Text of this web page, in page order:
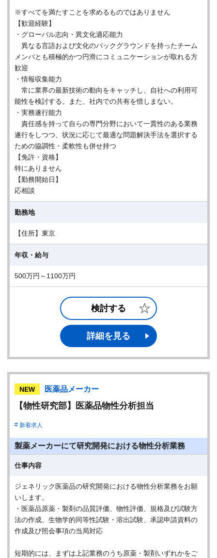
※すべてを満たすことを求めるものではありません
【歓迎経験】
・グローバル志向・異文化適応能力
異なる言語および文化のバックグラウンドを持ったチーム
メンバとも積極的かつ円滑にコミュニケーションが取れる方
歓迎
・情報収集能力
常に業界の最新技術の動向をキャッチし、自社への利用可
能性を検討する。また、社内での共有を惜しまない。
・実務遂行能力
責任感を持って自らの専門分野において一貫性のある業務
遂行をしつつ、状況に応じて最適な問題解決手法を選択する
ための協調性・柔軟性も併せ持つ
【免許・資格】
特にありません
【勤務開始日】
応相談
勤務地
【住所】東京
年収・給与
500万円～1100万円
検討する
詳細を見る
NEW 医薬品メーカー
【物性研究部】医薬品物性分析担当
新着求人
製薬メーカーにて研究開発における物性分析業務
仕事内容
ジェネリック医薬品の研究開発における物性分析業務をお願
いします。
・医薬品原薬・製剤の品質評価、物性評価、規格及び試験方
法の作成、生物学的同等性試験・溶出試験、承認申請資料の
作成及び照会事項の当局対応
短期的には、まずは上記業務のうち原薬・製剤いずれかをご